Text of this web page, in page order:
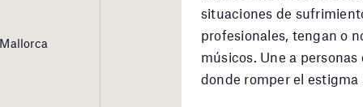
situaciones de
profesionales, tengan o
músicos. Une a
donde romper el estigma